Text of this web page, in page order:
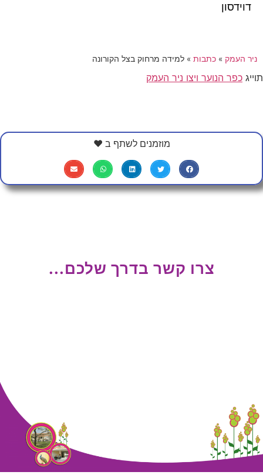
דוידסון
ניר העמק » כתבות » למידה מרחוק בצל הקורונה
תוייג כפר הנוער ויצו ניר העמק
מוזמנים לשתף ב ❤
צרו קשר בדרך שלכם...